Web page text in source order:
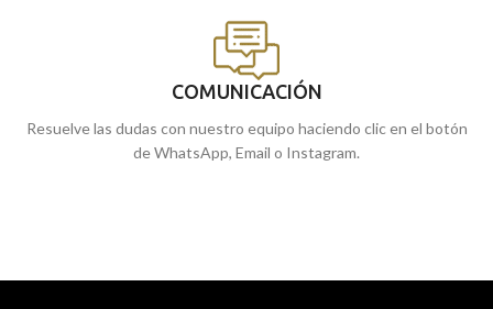
COMUNICACIÓN
Resuelve las dudas con nuestro equipo haciendo clic en el botón
de WhatsApp, Email o Instagram.